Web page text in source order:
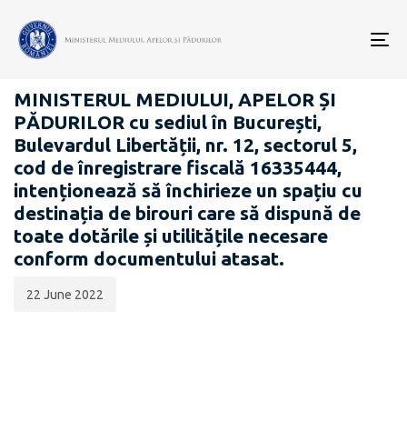
ANUNȚURI - ACHIZIȚII PUBLICE
MINISTERUL MEDIULUI, APELOR ȘI
PĂDURILOR cu sediul în București,
Bulevardul Libertății, nr. 12, sectorul 5,
cod de înregistrare fiscală 16335444,
intenționează să închirieze un spațiu cu
destinația de birouri care să dispună de
toate dotările și utilitățile necesare
conform documentului atasat.
publicării:
22 June 2022